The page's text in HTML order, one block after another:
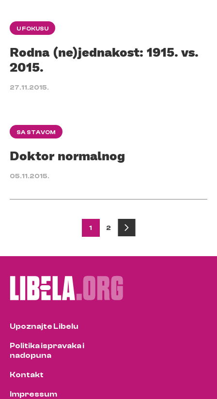
U FOKUSU
Rodna (ne)jednakost: 1915. vs.
2015.
27.11.2015.
SA STAVOM
Doktor normalnog
05.11.2015.
pagination
1 2
Upoznajte Libelu
Politika ispravaka i
nadopuna
Kontakt
Impressum